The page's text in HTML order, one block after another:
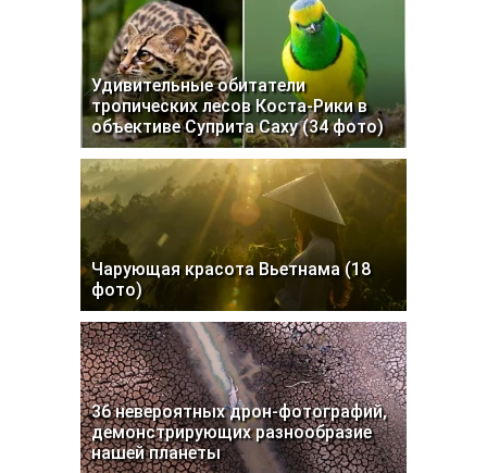
Удивительные обитатели
тропических лесов Коста-Рики в
объективе Суприта Саху (34 фото)
Чарующая красота Вьетнама (18
фото)
36 невероятных дрон-фотографий,
демонстрирующих разнообразие
нашей планеты